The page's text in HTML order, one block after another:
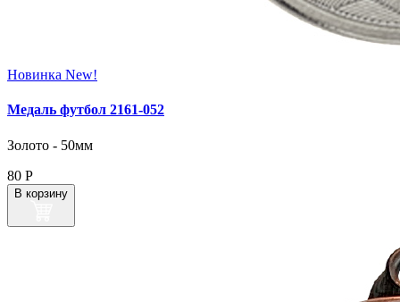
Новинка New!
Медаль футбол 2161‑052
Золото - 50мм
80 Р
В корзину